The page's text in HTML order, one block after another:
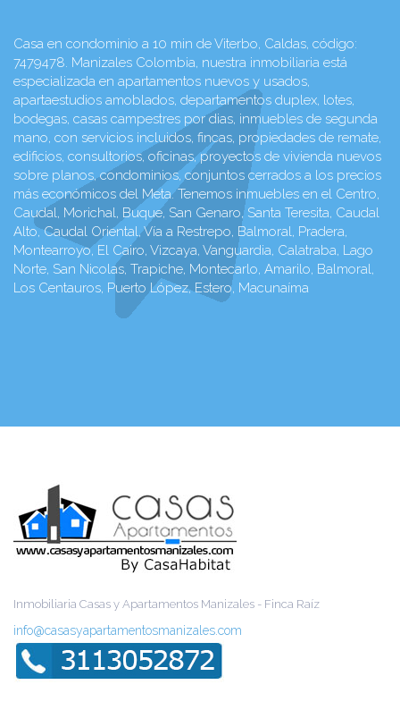
Casa en condominio a 10 min de Viterbo, Caldas, código:
7479478. Manizales Colombia, nuestra inmobiliaria está
especializada en apartamentos nuevos y usados,
apartaestudios amoblados, departamentos duplex, lotes,
bodegas, casas campestres por dias, inmuebles de segunda
mano, con servicios incluidos, fincas, propiedades de remate,
edificios, consultorios, oficinas, proyectos de vivienda nuevos
sobre planos, condominios, conjuntos cerrados a los precios
más económicos del Meta. Tenemos inmuebles en el Centro,
Caudal, Morichal, Buque, San Genaro, Santa Teresita, Caudal
Alto, Caudal Oriental, Vía a Restrepo, Balmoral, Pradera,
Montearroyo, El Cairo, Vizcaya, Vanguardia, Calatraba, Lago
Norte, San Nicolas, Trapiche, Montecarlo, Amarilo, Balmoral,
Los Centauros, Puerto López, Estero, Macunaíma
Inmobiliaria Casas y Apartamentos Manizales - Finca Raíz
info@casasyapartamentosmanizales.com